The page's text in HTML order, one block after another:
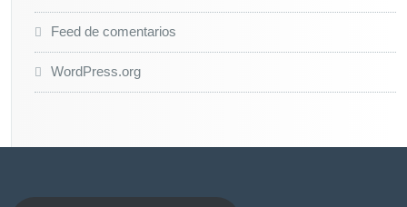
Feed de comentarios
WordPress.org